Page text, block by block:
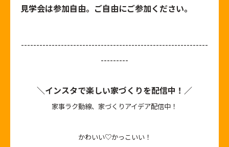
見学会は参加自由。ご自由にご参加ください。
-------------------------------------------------------------
---------
＼インスタで楽しい家づくりを配信中！／
家事ラク動線、家づくりアイデア配信中！
かわいい♡かっこいい！